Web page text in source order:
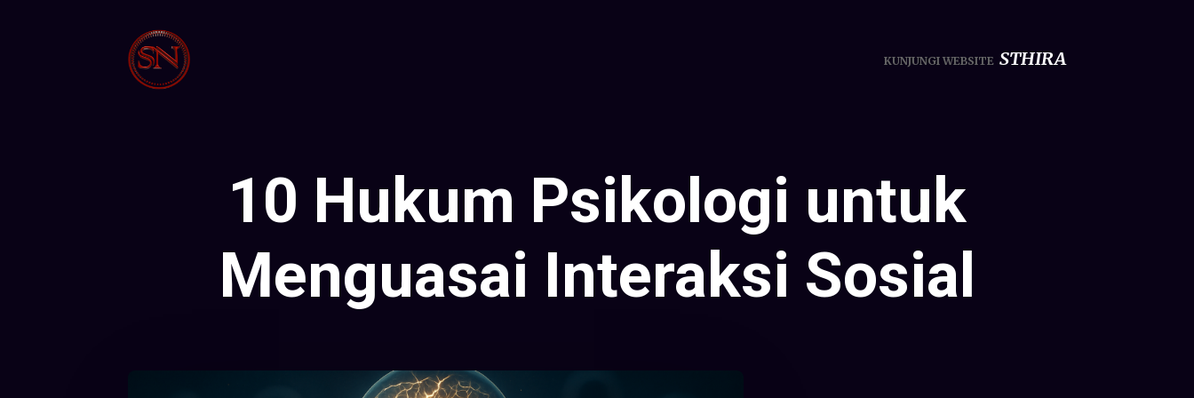
KUNJUNGI WEBSITE STHIRA
10 Hukum Psikologi untuk
Menguasai Interaksi Sosial